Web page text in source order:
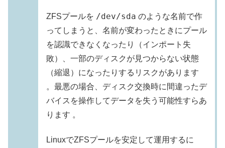
ZFSプールを /dev/sda のような名前で作
ってしまうと、名前が変わったときにプール
を認識できなくなったり（インポート失
敗）、一部のディスクが見つからない状態
（縮退）になったりするリスクがあります
。最悪の場合、ディスク交換時に間違ったデ
バイスを操作してデータを失う可能性すらあ
ります 。
LinuxでZFSプールを安定して運用するに